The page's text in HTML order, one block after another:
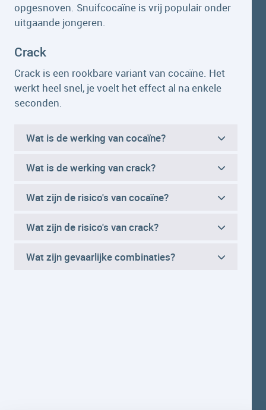
opgesnoven. Snuifcocaïne is vrij populair onder
uitgaande jongeren.
Crack
Crack is een rookbare variant van cocaïne. Het
werkt heel snel, je voelt het effect al na enkele
seconden.
Wat is de werking van cocaïne?
Wat is de werking van crack?
Wat zijn de risico's van cocaïne?
Wat zijn de risico's van crack?
Wat zijn gevaarlijke combinaties?